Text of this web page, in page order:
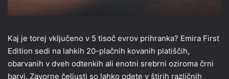
Kaj je torej vključeno v 5 tisoč evrov prihranka? Emira First
Edition sedi na lahkih 20-plačnih kovanih platiščih,
obarvanih v dveh odtenkih ali enotni srebrni oziroma črni
barvi. Zavorne čeljusti so lahko odete v štirih različnih